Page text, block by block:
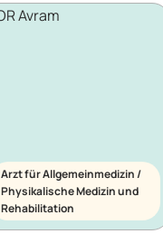
Arzt für Allgemeinmedizin /
Physikalische Medizin und
Rehabilitation